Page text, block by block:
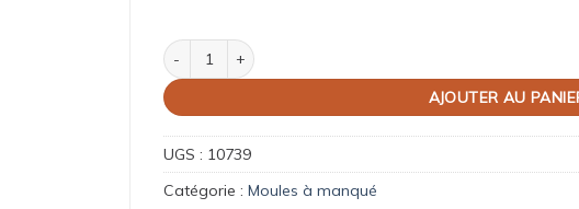
quantité de Moule à charlotte
AJOUTER AU
UGS : 10739
Catégorie : Moules à manqué